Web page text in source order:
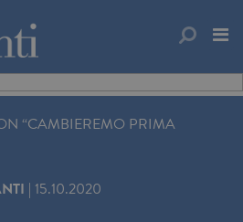
“CAMBIEREMO PRIMA
| 15.10.2020